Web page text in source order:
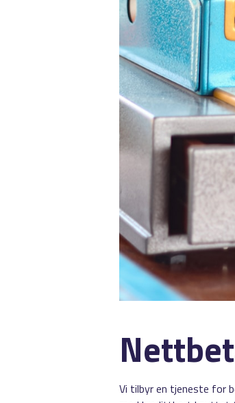
Vi tilbyr en tjeneste for